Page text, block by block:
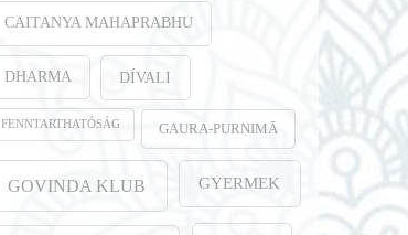
CAITANYA MAHAPRABHU
DHARMA DÍVALI
FENNTARTHATÓSÁG GAURA-PURṆIMĀ
GOVINDA KLUB GYERMEK